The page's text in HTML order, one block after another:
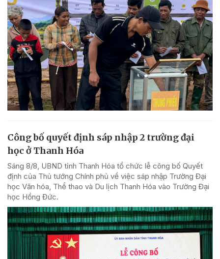
Công bố quyết định sáp nhập 2 trường đại
học ở Thanh Hóa
Sáng 8/8, UBND tỉnh Thanh Hóa tổ chức lễ công bố Quyết
định của Thủ tướng Chính phủ về việc sáp nhập Trường Đại
học Văn hóa, Thể thao và Du lịch Thanh Hóa vào Trường Đại
học Hồng Đức.